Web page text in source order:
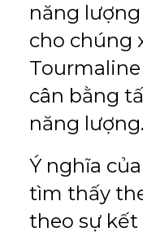
năng
cho chúng
cân bằng
năng lượng.
Ý nghĩa
tìm thấy
theo sự